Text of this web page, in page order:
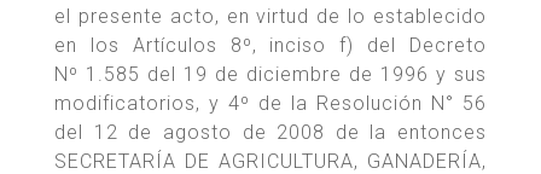
el presente acto, en virtud de lo establecido
en los Artículos 8º, inciso f) del Decreto
Nº 1.585 del 19 de diciembre de 1996 y sus
modificatorios, y 4º de la Resolución N° 56
del 12 de agosto de 2008 de la entonces
SECRETARÍA DE AGRICULTURA, GANADERÍA,